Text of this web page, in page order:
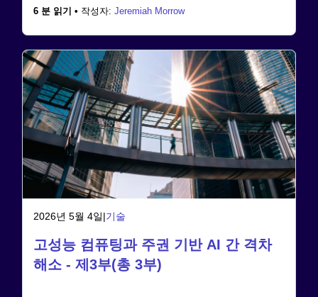
6 분 읽기 • 작성자: Jeremiah Morrow
2026년 5월 4일|기술
고성능 컴퓨팅과 주권 기반 AI 간 격차
해소 - 제3부(총 3부)